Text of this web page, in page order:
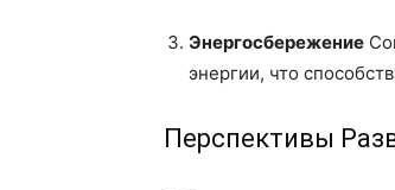
Энергосбережение
энергии, что
Перспективы